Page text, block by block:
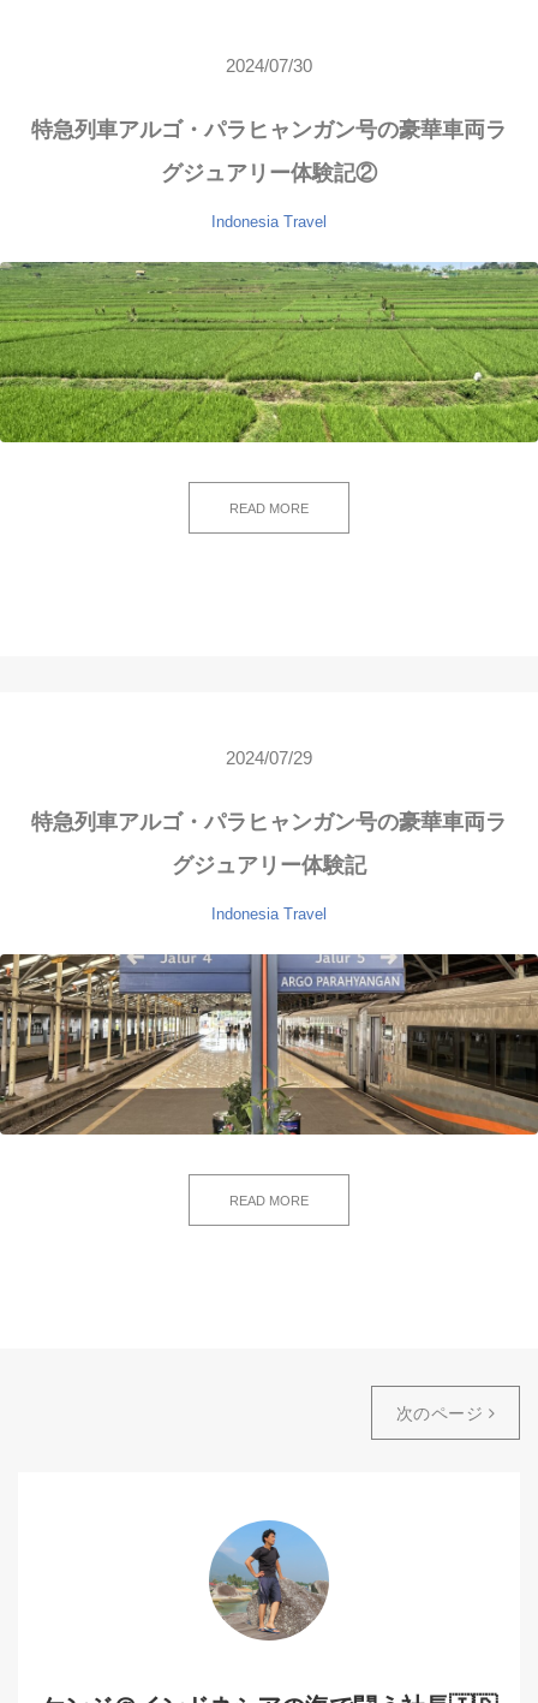
2024/07/30
特急列車アルゴ・パラヒャンガン号の豪華車両ラ
グジュアリー体験記②
Indonesia Travel
READ MORE
2024/07/29
特急列車アルゴ・パラヒャンガン号の豪華車両ラ
グジュアリー体験記
Indonesia Travel
READ MORE
次のページ